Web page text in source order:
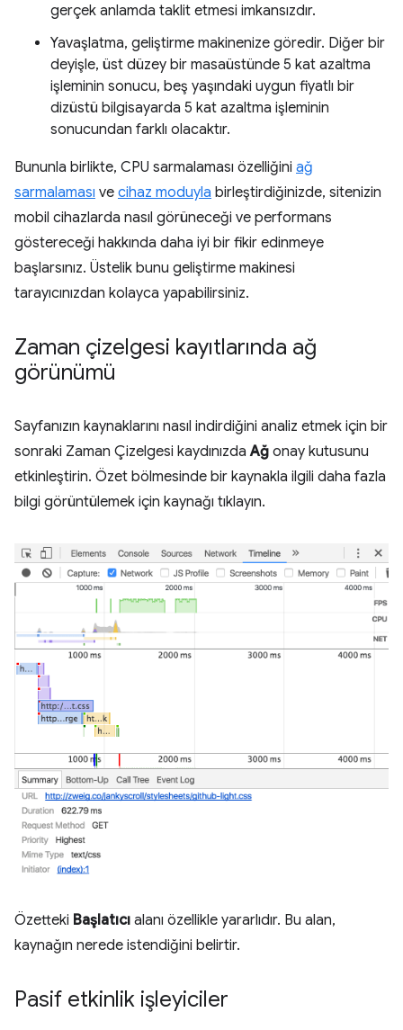
gerçek anlamda taklit etmesi imkansızdır.
Yavaşlatma, geliştirme makinenize göredir. Diğer bir
deyişle, üst düzey bir masaüstünde 5 kat azaltma
işleminin sonucu, beş yaşındaki uygun fiyatlı bir
dizüstü bilgisayarda 5 kat azaltma işleminin
sonucundan farklı olacaktır.
Bununla birlikte, CPU sarmalaması özelliğini ağ
sarmalaması ve cihaz moduyla birleştirdiğinizde, sitenizin
mobil cihazlarda nasıl görüneceği ve performans
göstereceği hakkında daha iyi bir fikir edinmeye
başlarsınız. Üstelik bunu geliştirme makinesi
tarayıcınızdan kolayca yapabilirsiniz.
Zaman çizelgesi kayıtlarında ağ
görünümü
Sayfanızın kaynaklarını nasıl indirdiğini analiz etmek için bir
sonraki Zaman Çizelgesi kaydınızdaAğ onay kutusunu
etkinleştirin. Özet bölmesinde bir kaynakla ilgili daha fazla
bilgi görüntülemek için kaynağı tıklayın.
Özetteki Başlatıcı alanı özellikle yararlıdır. Bu alan,
kaynağın nerede istendiğini belirtir.
Pasif etkinlik işleyiciler